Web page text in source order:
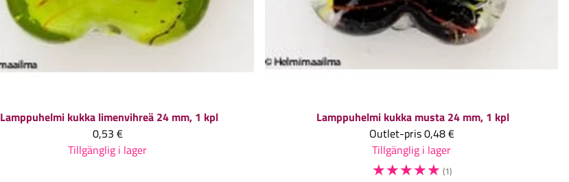
Lamppuhelmi kukka limenvihreä 24 mm, 1 kpl
0,53 €
Tillgänglig i lager
Lamppuhelmi kukka musta 24 mm, 1 kpl
Outlet-pris0,48 €
Tillgänglig i lager
☆☆☆☆☆ (1)